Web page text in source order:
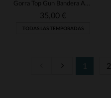
Gorra Top Gun Bandera Americana Negra
35,00 €
TODAS LAS TEMPORADAS
2